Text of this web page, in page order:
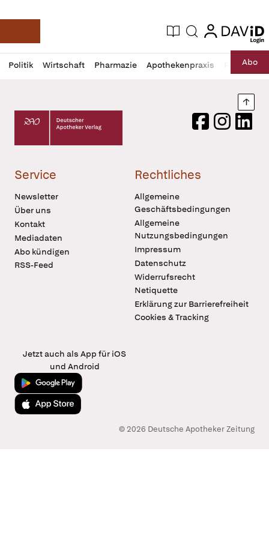
Deutsche Apotheker Zeitung
Aktuelle Ausgabe
Suche login
login
Politik Wirtschaft Pharmazie Apothekenpraxis RechtAbo
Profil
öffnen
Daz
Pur
Deutscher Apotheker Verlag Logo
FacebookInstagram
Service
Newsletter
Über uns
Kontakt
Mediadaten
Abo kündigen
RSS-Feed
Rechtliches
Allgemeine
Geschäftsbedingungen
Allgemeine
Nutzungsbedingungen
Impressum
Datenschutz
Widerrufsrecht
Netiquette
Erklärung zur Barrierefreiheit
Cookies & Tracking
Jetzt auch als App für iOS
und Android
Jetzt bei Google Play
Laden im App Store
© 2026 Deutsche Apotheker Zeitung